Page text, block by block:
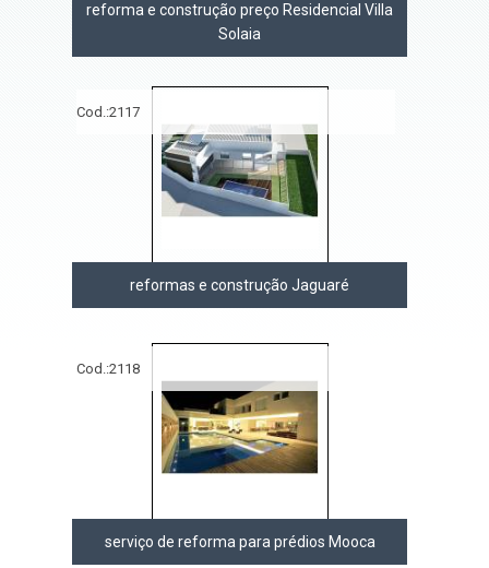
reforma e construção preço Residencial Villa
Solaia
Cod.:2117
reformas e construção Jaguaré
Cod.:2118
serviço de reforma para prédios Mooca